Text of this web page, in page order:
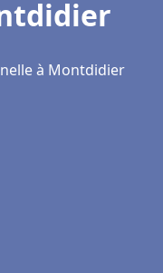
à Montdidier